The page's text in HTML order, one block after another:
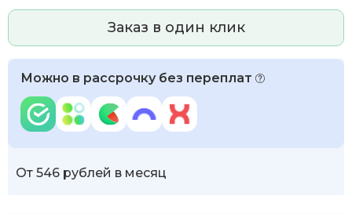
Заказ в один клик
Можно в рассрочку без переплат
От 546 рублей в месяц